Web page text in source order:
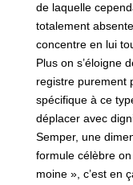
de laquelle
totalement
concentre en lui
Plus on s’éloigne
registre purement
spécifique à ce
déplacer avec
Semper, une
formule célèbre
moine », c’est en